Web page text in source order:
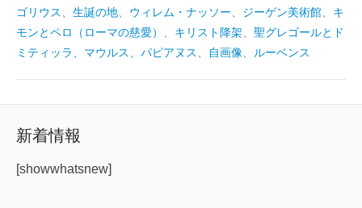
ゴリウス 、 生誕の地、 ウィレム・ナッソー 、 ジーゲン美術館、 キ
モンとペロ（ローマの慈愛）
、 キリスト降架 、 聖グレゴールとド
ミティッラ、マウルス、パピアヌス 、 自画像、 ルーベンス
新着情報
[showwhatsnew]